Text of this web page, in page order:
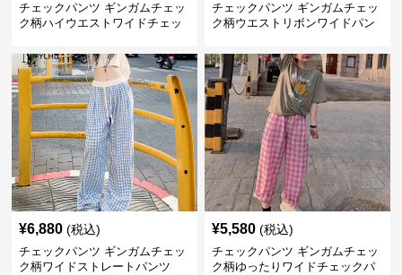
チェックパンツ ギンガムチェッ
ク柄ハイウエストワイドチェッ
チェックパンツ ギンガムチェッ
ク柄ウエストリボンワイドパン
¥6,880 (税込)
チェックパンツ ギンガムチェッ
ク柄ワイドストレートパンツ
¥5,580 (税込)
チェックパンツ ギンガムチェッ
ク柄ゆったりワイドチェックパ